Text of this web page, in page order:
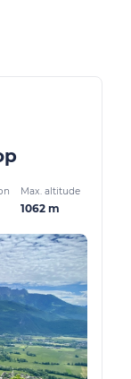
Max. altitude
1062 m